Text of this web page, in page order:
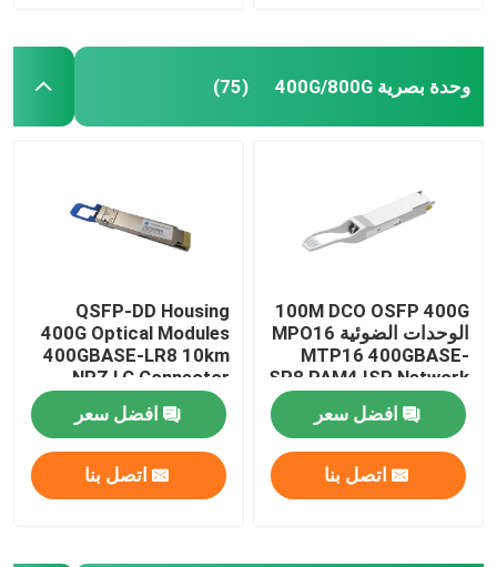
وحدة بصرية 400G/800G (75)
100M DCO OSFP 400G
الوحدات الضوئية MPO16
MTP16 400GBASE-
SR8 PAM4 ISP Network
افضل سعر
اتصل بنا
QSFP-DD Housing
400G Optical Modules
400GBASE-LR8 10km
NRZ LC Connector
افضل سعر
اتصل بنا